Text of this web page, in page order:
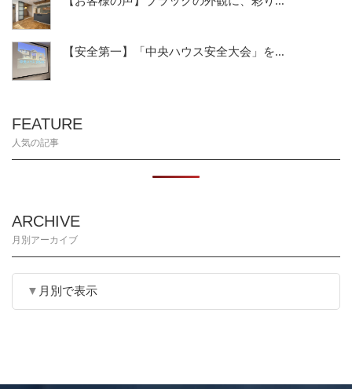
【安全第一】「中央ハウス安全大会」を...
FEATURE
人気の記事
ARCHIVE
月別アーカイブ
月別で表示